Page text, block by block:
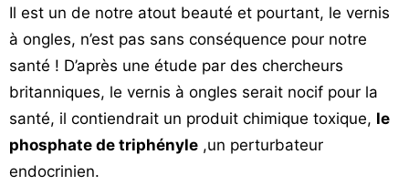
Il est un de notre atout beauté et pourtant, le vernis
à ongles, n’est pas sans conséquence pour notre
santé ! D’après une étude par des chercheurs
britanniques, le vernis à ongles serait nocif pour la
santé, il contiendrait un produit chimique toxique, le
phosphate de triphényle ,un perturbateur
endocrinien.